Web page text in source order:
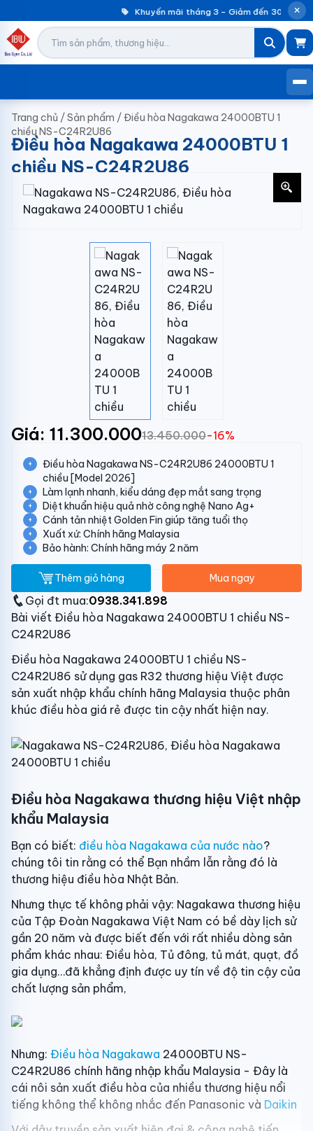
Khuyến mãi tháng 3 – Giảm đến 30%
Trang chủ /Sản phẩm /Điều hòa Nagakawa 24000BTU 1
chiều NS-C24R2U86
Điều hòa Nagakawa 24000BTU 1
chiều NS-C24R2U86
Giá: 11.300.00013.450.000-16%
Điều hòa Nagakawa NS-C24R2U86 24000BTU 1
chiều [Model 2026]
Làm lạnh nhanh, kiểu dáng đẹp mắt sang trọng
Diệt khuẩn hiệu quả nhờ công nghệ Nano Ag+
Cánh tản nhiệt Golden Fin giúp tăng tuổi thọ
Xuất xứ: Chính hãng Malaysia
Bảo hành: Chính hãng máy 2 năm
Thêm giỏ hàng Mua ngay
Gọi đt mua:0938.341.898
Bài viết Điều hòa Nagakawa 24000BTU 1 chiều NS-
C24R2U86
Điều hòa Nagakawa 24000BTU 1 chiều NS-
C24R2U86 sử dụng gas R32 thương hiệu Việt được
sản xuất nhập khẩu chính hãng Malaysia thuộc phân
khúc điều hòa giá rẻ được tin cậy nhất hiện nay.
Điều hòa Nagakawa thương hiệu Việt nhập
khẩu Malaysia
Bạn có biết: điều hòa Nagakawa của nước nào?
chúng tôi tin rằng có thể Bạn nhầm lẫn rằng đó là
thương hiệu điều hòa Nhật Bản.
Nhưng thực tế không phải vậy: Nagakawa thương hiệu
của Tập Đoàn Nagakawa Việt Nam có bề dày lịch sử
gần 20 năm và được biết đến với rất nhiều dòng sản
phẩm khác nhau: Điều hòa, Tủ đông, tủ mát, quạt, đồ
gia dụng…đã khẳng định được uy tín về độ tin cậy của
chất lượng sản phẩm,
Nhưng: Điều hòa Nagakawa 24000BTU NS-
C24R2U86 chính hãng nhập khẩu Malaysia - Đây là
cái nôi sản xuất điều hòa của nhiều thương hiệu nổi
tiếng không thể không nhắc đến Panasonic và Daikin